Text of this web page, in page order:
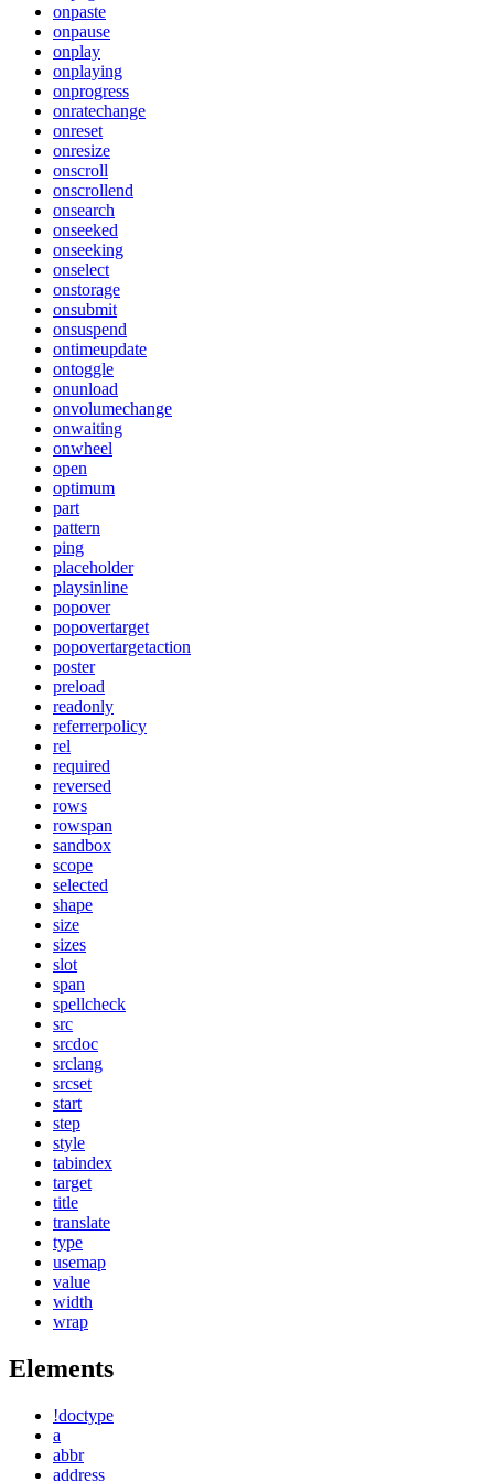
onpaste
onpause
onplay
onplaying
onprogress
onratechange
onreset
onresize
onscroll
onscrollend
onsearch
onseeked
onseeking
onselect
onstorage
onsubmit
onsuspend
ontimeupdate
ontoggle
onunload
onvolumechange
onwaiting
onwheel
open
optimum
part
pattern
ping
placeholder
playsinline
popover
popovertarget
popovertargetaction
poster
preload
readonly
referrerpolicy
rel
required
reversed
rows
rowspan
sandbox
scope
selected
shape
size
sizes
slot
span
spellcheck
src
srcdoc
srclang
srcset
start
step
style
tabindex
target
title
translate
type
usemap
value
width
wrap
Elements
!doctype
a
abbr
address